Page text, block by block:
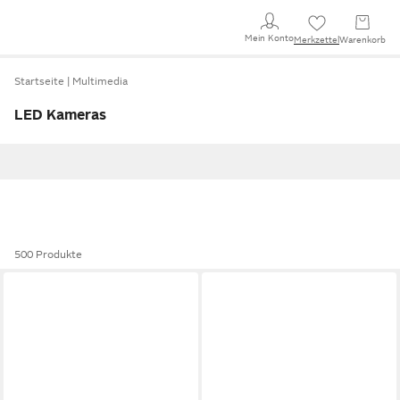
Mein KontoMerkzettel Warenkorb
Startseite Multimedia
LED Kameras
500 Produkte